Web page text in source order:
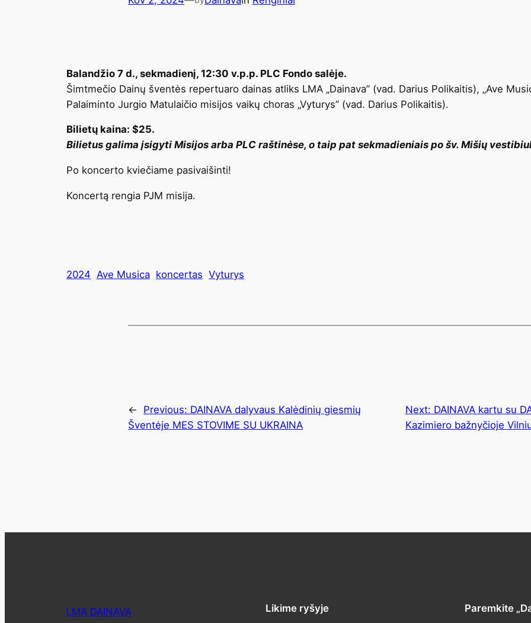
Balandžio 7 d., sekmadienį, 12:30 v.p.p. PLC Fondo salėje.
Šimtmečio Dainų šventės repertuaro dainas atliks LMA „Dainava” (vad. Darius Polikaitis), „Ave
Palaiminto Jurgio Matulaičio misijos vaikų choras „Vyturys” (vad. Darius Polikaitis).
Bilietų kaina: $25.
Bilietus galima įsigyti Misijos arba PLC raštinėse, o taip pat sekmadieniais po šv. Mišių
Po koncerto kviečiame pasivaišinti!
Koncertą rengia PJM misija.
2024 Ave Musica koncertas Vyturys
← Previous: DAINAVA dalyvaus Kalėdinių giesmių
Šventėje MES STOVIME SU UKRAINA
Next: DAINAVA kartu su
Kazimiero bažnyčioje
LMA DAINAVA Likime ryšyje Paremkite